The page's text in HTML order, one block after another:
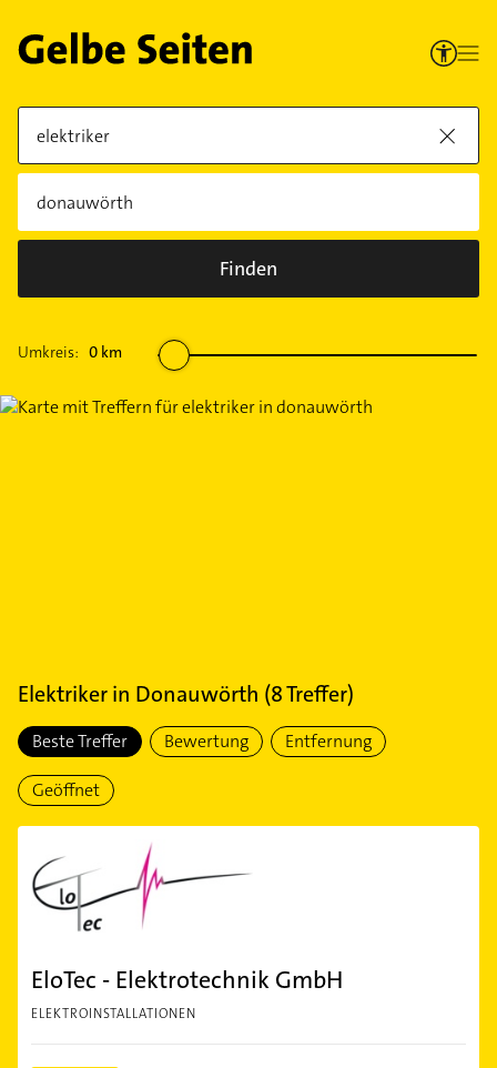
Finden
Umkreis: 0 km
Elektrikerin Donauwörth (8Treffer)
Beste Treffer Bewertung Entfernung
Geöffnet
EloTec - Elektrotechnik GmbH
ELEKTROINSTALLATIONEN